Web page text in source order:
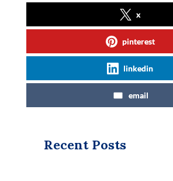
x
pinterest
linkedin
email
Recent Posts